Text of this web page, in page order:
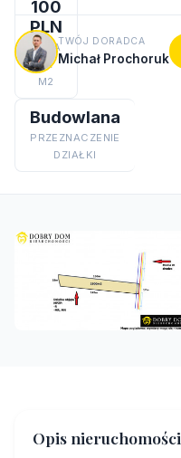
100
PLN
CENA
ZA
M2
Budowlana
PRZEZNACZENIE
DZIAŁKI
TWÓJ DORADCA
Michał Prochoruk
Opis nieruchomości